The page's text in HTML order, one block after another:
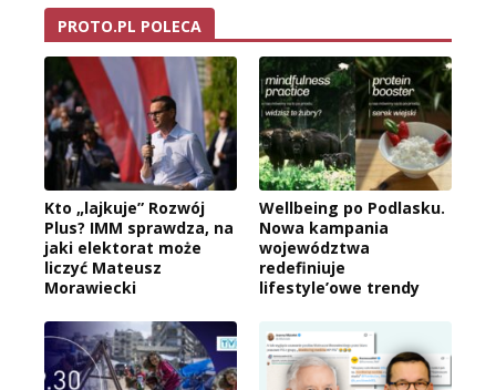
PROTO.PL POLECA
Kto „lajkuje” Rozwój
Plus? IMM sprawdza, na
jaki elektorat może
liczyć Mateusz
Morawiecki
Wellbeing po Podlasku.
Nowa kampania
województwa
redefiniuje
lifestyle’owe trendy